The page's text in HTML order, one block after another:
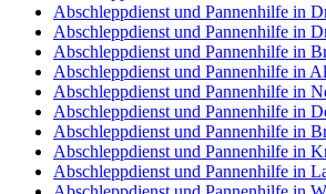
Abschleppdienst und Pannenhilfe in
Abschleppdienst und Pannenhilfe in
Abschleppdienst und Pannenhilfe in
Abschleppdienst und Pannenhilfe in
Abschleppdienst und Pannenhilfe in
Abschleppdienst und Pannenhilfe in
Abschleppdienst und Pannenhilfe in
Abschleppdienst und Pannenhilfe in
Abschleppdienst und Pannenhilfe in